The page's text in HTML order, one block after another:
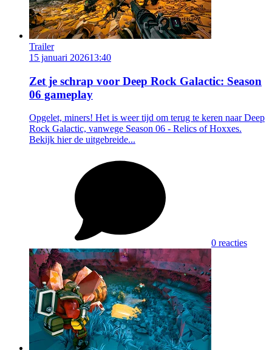
Trailer
15 januari 202613:40
Zet je schrap voor Deep Rock Galactic: Season
06 gameplay
Opgelet, miners! Het is weer tijd om terug te keren naar Deep
Rock Galactic, vanwege Season 06 - Relics of Hoxxes.
Bekijk hier de uitgebreide...
0 reacties